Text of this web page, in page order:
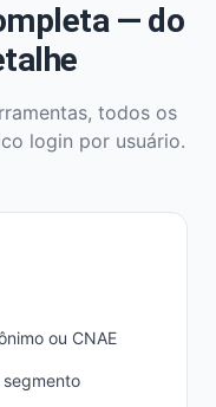
— do
todos os
login por usuário.
ou CNAE